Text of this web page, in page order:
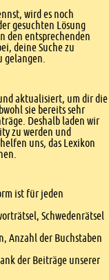
wird es noch
gesuchten Lösung
den entsprechenden
deine Suche zu
gelangen.
aktualisiert, um dir die
sie bereits sehr
Deshalb laden wir
zu werden und
uns, das Lexikon
ist für jeden
Schwedenrätsel
Anzahl der Buchstaben
der Beiträge unserer